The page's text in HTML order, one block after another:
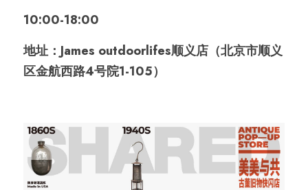
10:00-18:00
地址：James outdoorlifes顺义店（北京市顺义
区金航西路4号院1-105）